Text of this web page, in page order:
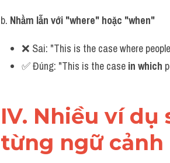
b. Nhầm lẫn với "where" hoặc "when"
❌ Sai: "This is the case where
✅ Đúng: "This is the case in which
IV. Nhiều ví
từng ngữ cảnh